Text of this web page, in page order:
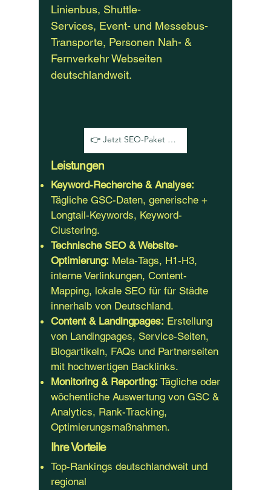
Linienbus, Shuttle-
Services, Event- und Messebus-
Transporte, Personen Nah- &
FernverkehrWebseiten
deutschlandweit.
👉 Jetzt SEO-Paket sichern
Leistungen
Keyword-Recherche & Analyse:
Tägliche GSC-Daten, generische +
Longtail-Keywords, Keyword-
Clustering.
Technische SEO & Website-
Optimierung: Meta-Tags, H1-H3,
interne Verlinkungen, Content-
Mapping, lokale SEO für für Städte
innerhalb von Deutschland.
Content & Landingpages: Erstellung
von Landingpages, Service-Seiten,
Blogartikeln, FAQs und Partnerseiten
mit hochwertigen Backlinks.
Monitoring & Reporting: Tägliche oder
wöchentliche Auswertung von GSC &
Analytics, Rank-Tracking,
Optimierungsmaßnahmen.
Ihre Vorteile
Top-Rankings deutschlandweit und
regional